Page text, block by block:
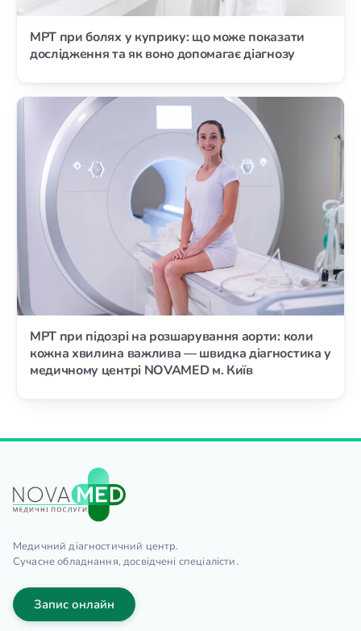
МРТ при болях у куприку: що може показати
дослідження та як воно допомагає діагнозу
МРТ при підозрі на розшарування аорти: коли
кожна хвилина важлива — швидка діагностика у
медичному центрі NOVAMED м. Київ
Медичний діагностичний центр.
Сучасне обладнання, досвідчені спеціалісти.
Запис онлайн